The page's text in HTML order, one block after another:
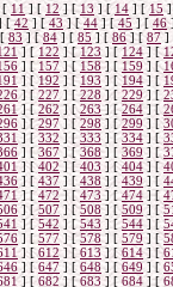
[ 11 ] [ 12] [13 ] [ 14 ] [ 15]
[42] [ 43] [44] [45] [ 46]
[ 83] [84 ] [ 85 ] [86] [ 87]
] [ 122 ] [ 123 ] [124 ] [
] [ 157 ] [ 158] [ 159] [
] [192 ] [193 ] [194 ] [
] [227 ] [228] [ 229] [
] [ 262] [263] [264 ] [
] [297] [298] [ 299 ] [
] [ 332 ] [333 ] [334 ] [
] [367 ] [368] [ 369 ] [
] [402 ] [403 ] [404] [
] [437 ] [ 438] [ 439] [
] [472] [473] [474 ] [
] [507 ] [508] [509] [
] [542 ] [543 ] [544 ] [
] [577 ] [578] [ 579 ] [
] [612 ] [613] [614] [
] [647 ] [ 648] [ 649] [
] [ 682] [683 ] [684 ] [